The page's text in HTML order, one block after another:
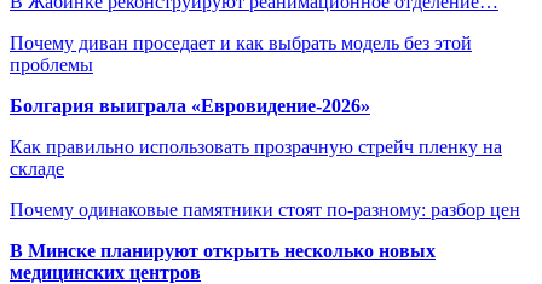
Почему диван проседает и как выбрать модель без этой
проблемы
Болгария выиграла «Евровидение-2026»
Как правильно использовать прозрачную стрейч пленку на
складе
Почему одинаковые памятники стоят по-разному: разбор цен
В Минске планируют открыть несколько новых
медицинских центров